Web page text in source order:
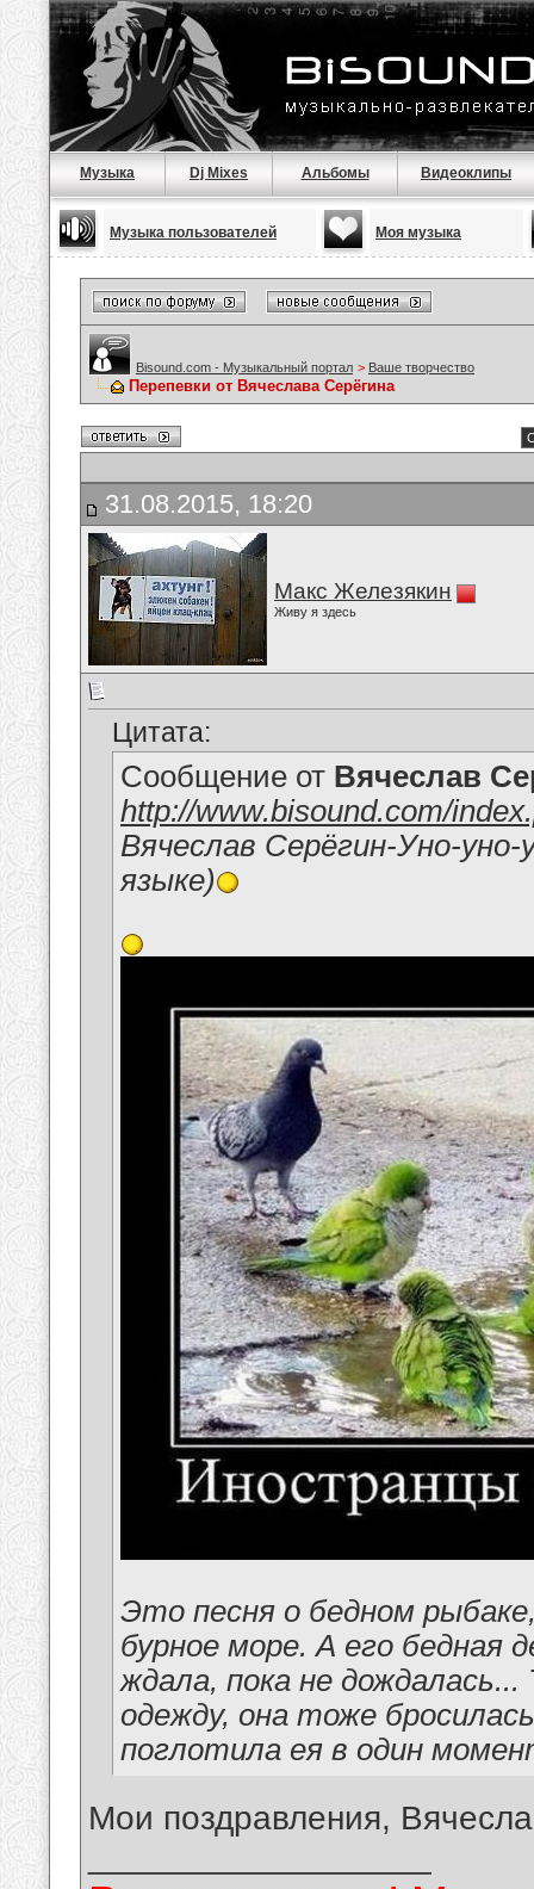
Музыка Dj Mixes Альбомы Видеоклипы
Музыка пользователей Моя музыка
Bisound.com - Музыкальный портал > Ваше творчество
Перепевки от Вячеслава Серёгина
31.08.2015, 18:20
Макс Железякин
Живу я здесь
Цитата:
Сообщение от Вячеслав
http://www.bisound.com/
Вячеслав Серёгин-Уно-
языке)
Это песня о бедном
бурное море. А его бедная
ждала, пока не
одежду, она тоже
поглотила ея в один
Мои поздравления,